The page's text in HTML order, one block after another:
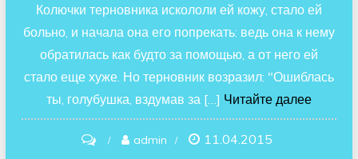
Колючки терновника искололи ей кожу, стало ей
больно, и начала она его попрекать: ведь она к нему
обратилась как будто за помощью, а от него ей
стало еще хуже. Но терновник возразил: "Ошиблась
ты, голубушка, вздумав за […] Читайте далее
on
admin 11.04.2015